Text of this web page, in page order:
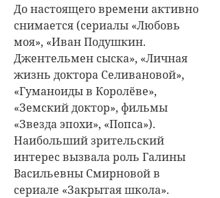
До настоящего времени активно
снимается (сериалы «Любовь
моя», «Иван Подушкин.
Джентельмен сыска», «Личная
жизнь доктора Селивановой»,
«Гуманоиды в Королёве»,
«Земский доктор», фильмы
«Звезда эпохи», «Попса»).
Наибольший зрительский
интерес вызвала роль Галины
Васильевны Смирновой в
сериале «Закрытая школа».